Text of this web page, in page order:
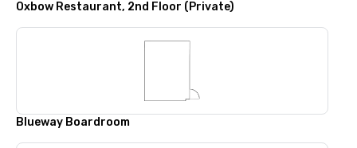
Oxbow Restaurant, 2nd Floor (Private)
Blueway Boardroom